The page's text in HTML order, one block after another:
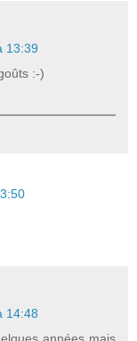
13:39
:-)
14:48